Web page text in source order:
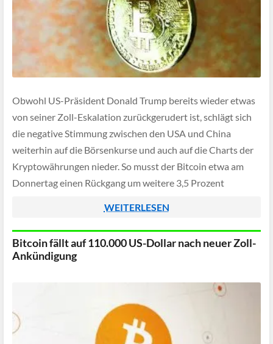
Obwohl US-Präsident Donald Trump bereits wieder etwas
von seiner Zoll-Eskalation zurückgerudert ist, schlägt sich
die negative Stimmung zwischen den USA und China
weiterhin auf die Börsenkurse und auch auf die Charts der
Kryptowährungen nieder. So musst der Bitcoin etwa am
Donnertag einen Rückgang um weitere 3,5 Prozent
WEITERLESEN
Bitcoin fällt auf 110.000 US-Dollar nach neuer Zoll-
Ankündigung